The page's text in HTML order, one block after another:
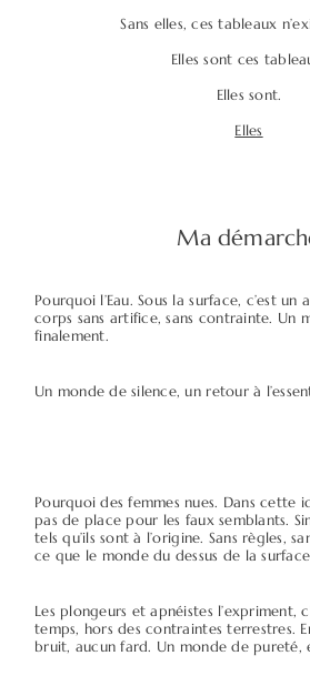
Sans elles, ces tableaux
Elles sont ces
Elles sont.
Elles
Ma
Pourquoi l’Eau. Sous la surface, c’est
corps sans artifice, sans contrainte. Un
finalement.
Un monde de silence, un retour à
Pourquoi des femmes nues. Dans cette
pas de place pour les faux semblants.
tels qu’ils sont à l’origine. Sans règles,
ce que le monde du dessus de la
Les plongeurs et apnéistes l’expriment,
temps, hors des contraintes terrestres.
bruit, aucun fard. Un monde de pureté,
©2026 COPYRIGHT